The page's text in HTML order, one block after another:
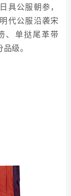
具公服朝参，
代公服沿袭宋
、单挞尾革带
级。